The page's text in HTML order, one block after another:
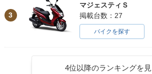
3
マジェスティＳ
掲載台数：27
バイクを探す
4位以降のランキングを見